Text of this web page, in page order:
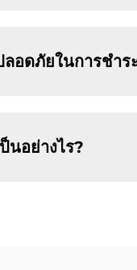
อดภัยในการชำร
นอย่างไร?